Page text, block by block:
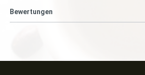
Bewertungen